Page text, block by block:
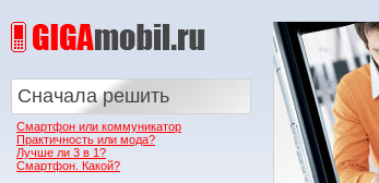
Сначала решить
Смартфон или коммуникатор
Практичность или мода?
Лучше ли 3 в 1?
Смартфон. Какой?